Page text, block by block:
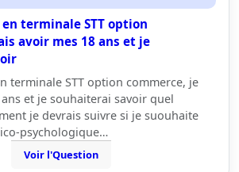
terminale STT option
avoir mes 18 ans et je
terminale STT option commerce, je
et je souhaiterai savoir quel
je devrais suivre si je suouhaite
psychologique…
Voir l'Question